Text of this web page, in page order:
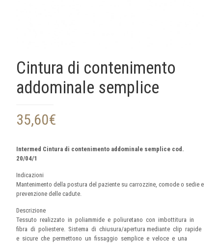
Cintura di contenimento
addominale semplice
35,60€
Intermed Cintura di contenimento addominale semplice cod.
20/04/1
Indicazioni
Mantenimento della postura del paziente su carrozzine, comode o sedie e
prevenzione delle cadute.
Descrizione
Tessuto realizzato in poliammide e poliuretano con imbottitura in
fibra di poliestere. Sistema di chiusura/apertura mediante clip rapide
e sicure che permettono un fissaggio semplice e veloce e una